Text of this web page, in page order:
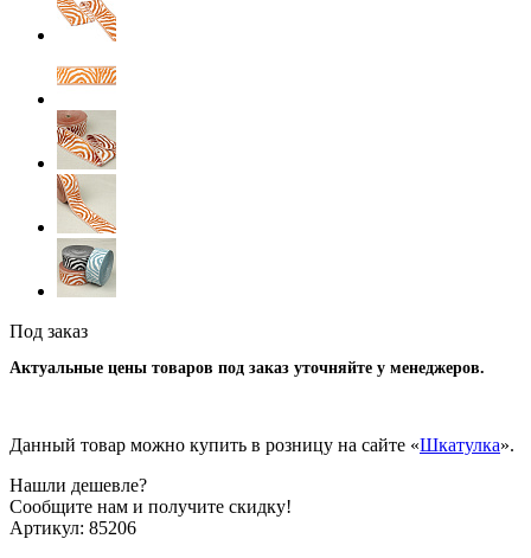
Под заказ
Актуальные цены товаров под заказ уточняйте у менеджеров.
Данный товар можно купить в розницу на сайте «Шкатулка».
Нашли дешевле?
Сообщите нам и получите скидку!
Артикул: 85206